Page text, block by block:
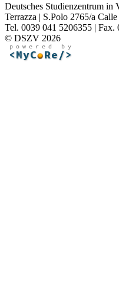
Deutsches Studienzentrum in
Terrazza | S.Polo 2765/a
Tel. 0039 041 5206355 | Fax.
© DSZV 2026